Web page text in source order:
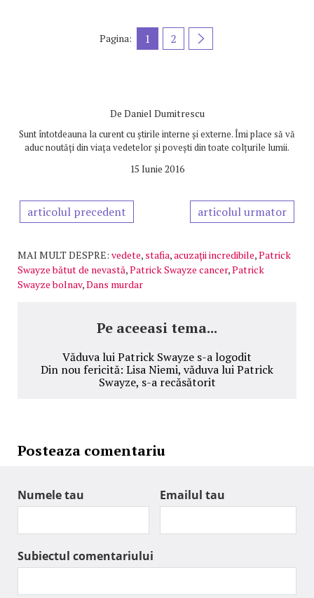
Pagina: 1 2
De Daniel Dumitrescu
Sunt întotdeauna la curent cu știrile interne și externe. Îmi place să vă
aduc noutăți din viața vedetelor și povești din toate colțurile lumii.
15 Iunie 2016
articolul precedent articolul urmator
MAI MULT DESPRE: vedete, stafia,acuzaţii incredibile,Patrick
Swayze bătut de nevastă,Patrick Swayze cancer,Patrick
Swayze bolnav,Dans murdar
Pe aceeasi tema...
Văduva lui Patrick Swayze s-a logodit
Din nou fericită: Lisa Niemi, văduva lui Patrick
Swayze, s-a recăsătorit
Posteaza comentariu
Numele tau Emailul tau
Subiectul comentariului